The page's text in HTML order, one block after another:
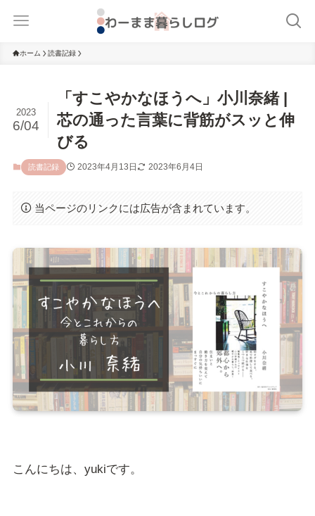
ホーム 読書記録
「すこやかなほうへ」小川奈緒 |
芯の通った言葉に背筋がスッと伸
びる
2023
6/04
読書記録 2023年4月13日 2023年6月4日
当ページのリンクには広告が含まれています。
こんにちは、yukiです。